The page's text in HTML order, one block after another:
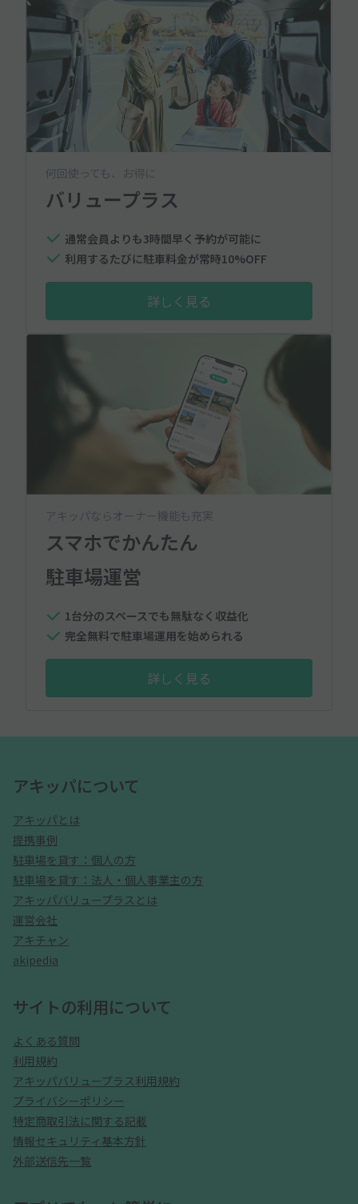
何回使っても、お得に
バリュープラス
通常会員よりも3時間早く予約が可能に
利用するたびに駐車料金が常時10%OFF
詳しく見る
アキッパならオーナー機能も充実
スマホでかんたん
駐車場運営
1台分のスペースでも無駄なく収益化
完全無料で駐車場運用を始められる
詳しく見る
アキッパについて
アキッパとは
提携事例
駐車場を貸す：個人の方
駐車場を貸す：法人・個人事業主の方
アキッパバリュープラスとは
運営会社
アキチャン
akipedia
サイトの利用について
よくある質問
利用規約
アキッパバリュープラス利用規約
プライバシーポリシー
特定商取引法に関する記載
情報セキュリティ基本方針
外部送信先一覧